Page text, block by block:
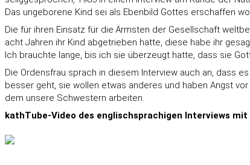
Das ungeborene Kind sei als Ebenbild Gottes erschaffen
Die für ihren Einsatz für die Ärmsten der Gesellschaft
acht Jahren ihr Kind abgetrieben hatte, diese habe ihr
Ich brauchte lange, bis ich sie überzeugt hatte, dass sie
Die Ordensfrau sprach in diesem Interview auch an, dass
besser geht, sie wollen etwas anderes und haben Angst
dem unsere Schwestern arbeiten.
kathTube-Video des englischsprachigen Interviews